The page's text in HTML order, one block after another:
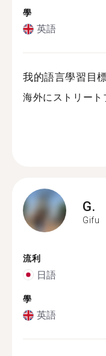
學
英語
我的語言學習目
海外にストリー
G.
Gifu
流利
日語
學
英語